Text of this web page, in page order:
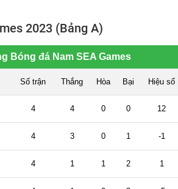
2023 (Bảng A)